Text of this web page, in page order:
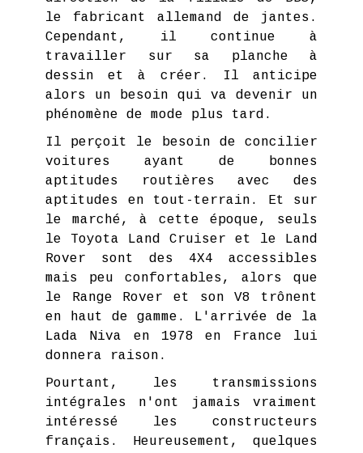
le fabricant allemand de jantes.
Cependant, il continue à
travailler sur sa planche à
dessin et à créer. Il anticipe
alors un besoin qui va devenir un
phénomène de mode plus tard.
Il perçoit le besoin de concilier
voitures ayant de bonnes
aptitudes routières avec des
aptitudes en tout-terrain. Et sur
le marché, à cette époque, seuls
le Toyota Land Cruiser et le Land
Rover sont des 4X4 accessibles
mais peu confortables, alors que
le Range Rover et son V8 trônent
en haut de gamme. L'arrivée de la
Lada Niva en 1978 en France lui
donnera raison.
Pourtant, les transmissions
intégrales n'ont jamais vraiment
intéressé les constructeurs
français. Heureusement, quelques